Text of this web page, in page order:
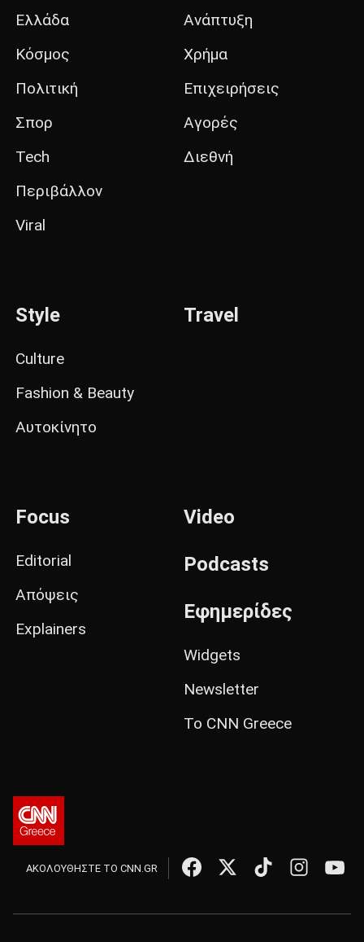
Ελλάδα
Κόσμος
Πολιτική
Σπορ
Tech
Περιβάλλον
Viral
Ανάπτυξη
Χρήμα
Επιχειρήσεις
Αγορές
Διεθνή
Style
Culture
Fashion & Beauty
Αυτοκίνητο
Travel
Focus
Editorial
Απόψεις
Explainers
Video
Podcasts
Εφημερίδες
Widgets
Newsletter
Το CNN Greece
ΑΚΟΛΟΥΘΗΣΤΕ ΤΟ CNN.GR